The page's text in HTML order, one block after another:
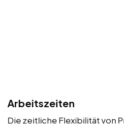
Arbeitszeiten
Die zeitliche Flexibilität von